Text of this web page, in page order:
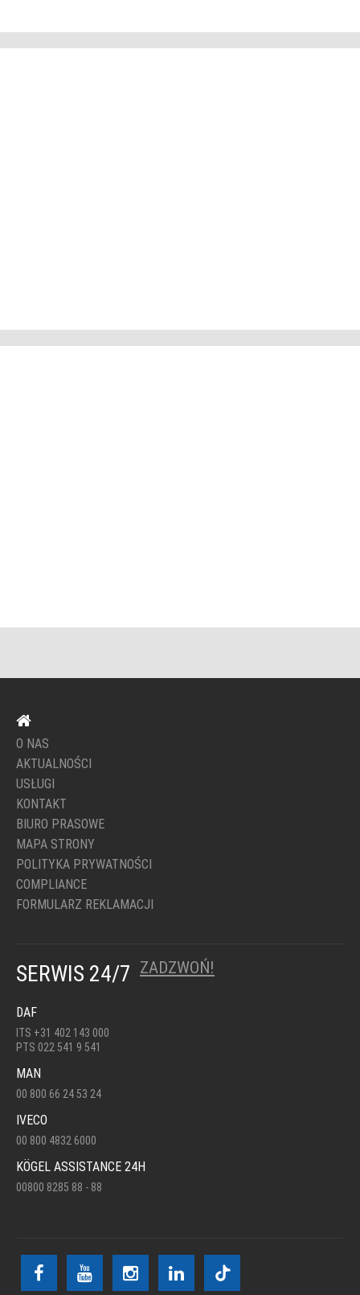
O NAS
AKTUALNOŚCI
USŁUGI
KONTAKT
BIURO PRASOWE
MAPA STRONY
POLITYKA PRYWATNOŚCI
COMPLIANCE
FORMULARZ REKLAMACJI
SERWIS 24/7 ZADZWOŃ!
DAF
ITS +31 402 143 000
PTS 022 541 9 541
MAN
00 800 66 24 53 24
IVECO
00 800 4832 6000
KÖGEL ASSISTANCE 24H
00800 8285 88 - 88